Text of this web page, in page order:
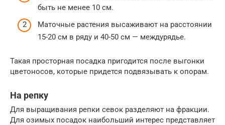
быть не менее 10 см.
Маточные растения высаживают на расстоянии
15-20 см в ряду и 40-50 см — междурядье.
Такая просторная посадка пригодится после выгонки
цветоносов, которые придется подвязывать к опорам.
На репку
Для выращивания репки севок разделяют на фракции.
Для озимых посадок наибольший интерес представляет